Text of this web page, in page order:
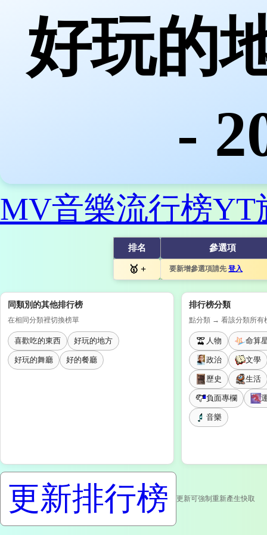
好玩的
-
MV音樂流行榜YT
排名 參選項
+ 要新增參選項請先 登入
同類別的其他排行榜
在相同分類裡切換榜單
喜歡吃的東西 好玩的地方
好玩的舞廳 好的餐廳
排行榜分類
點分類 → 看該分類所有
人物 命算
政治 文學
歷史 生活
負面專欄
音樂
更新排行榜 更新可強制重新產生快取